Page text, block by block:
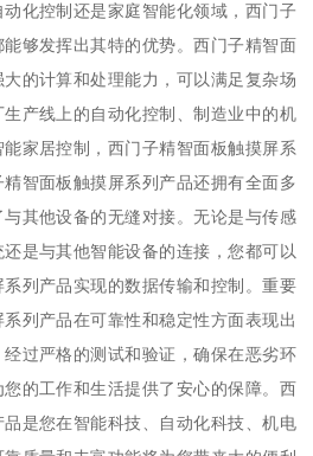
化控制还是家庭智能化领域，西门子
够发挥出其特的优势。西门子精智面
的计算和处理能力，可以满足复杂场
产线上的自动化控制、制造业中的机
家居控制，西门子精智面板触摸屏系
智面板触摸屏系列产品还拥有全面多
其他设备的无缝对接。无论是与传感
是与其他智能设备的连接，您都可以
列产品实现的数据传输和控制。重要
列产品在可靠性和稳定性方面表现出
过严格的测试和验证，确保在恶劣环
的工作和生活提供了安心的保障。西
是您在智能科技、自动化科技、机电